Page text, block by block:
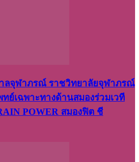
ลจุฬาภรณ์ ราชวิทยาลัยจุฬาภรณ์
ย์เฉพาะทางด้านสมองร่วมเวที
POWER สมองฟิต ชี